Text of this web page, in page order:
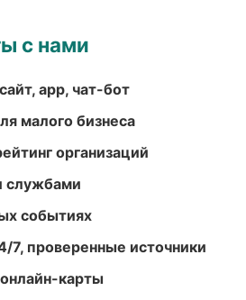
с нами
app, чат-бот
малого бизнеса
организаций
службами
событиях
7, проверенные источники
карты